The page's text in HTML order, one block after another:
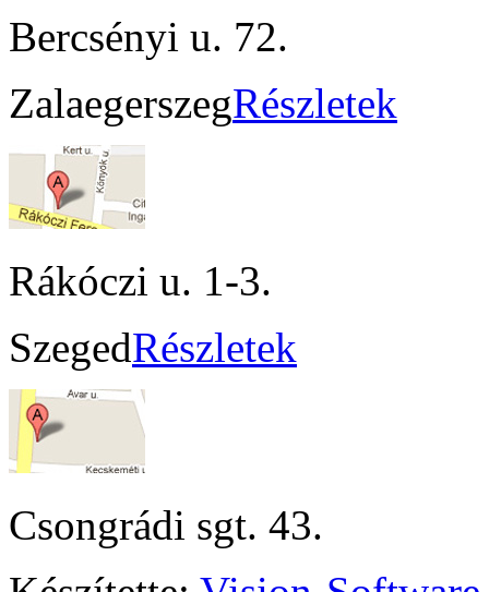
Bercsényi u. 72.
ZalaegerszegRészletek
Rákóczi u. 1-3.
SzegedRészletek
Csongrádi sgt. 43.